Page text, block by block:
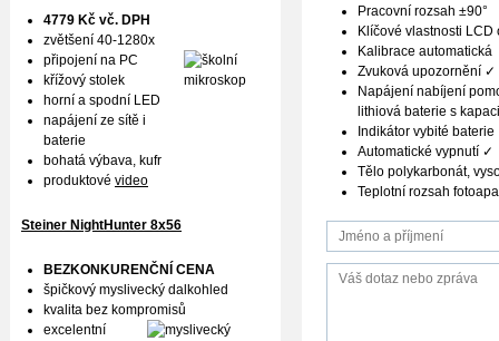
Pracovní rozsah ±90°
Klíčové vlastnosti
Kalibrace automatická
Zvuková upozornění ✓
Napájení nabíjení
lithiová baterie s
Indikátor vybité
Automatické vypnutí ✓
Tělo polykarbonát,
Teplotní rozsah
4779 Kč vč. DPH
zvětšení 40-1280x
připojení na PC
křížový stolek
horní a spodní LED
napájení ze sítě i
baterie
bohatá výbava, kufr
produktové video
Steiner NightHunter 8x56
BEZKONKURENČNÍ CENA
špičkový myslivecký dalkohled
kvalita bez kompromisů
excelentní